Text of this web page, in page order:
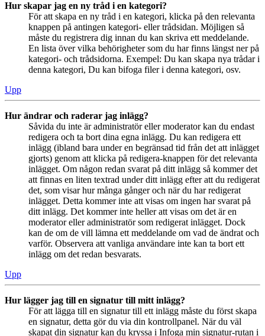
Hur skapar jag en ny tråd i en kategori?
För att skapa en ny tråd i en kategori, klicka på den relevanta
knappen på antingen kategori- eller trådsidan. Möjligen så
måste du registrera dig innan du kan skriva ett meddelande.
En lista över vilka behörigheter som du har finns längst ner på
kategori- och trådsidorna. Exempel: Du kan skapa nya trådar i
denna kategori, Du kan bifoga filer i denna kategori, osv.
Upp
Hur ändrar och raderar jag inlägg?
Såvida du inte är administratör eller moderator kan du endast
redigera och ta bort dina egna inlägg. Du kan redigera ett
inlägg (ibland bara under en begränsad tid från det att inlägget
gjorts) genom att klicka på redigera-knappen för det relevanta
inlägget. Om någon redan svarat på ditt inlägg så kommer det
att finnas en liten textrad under ditt inlägg efter att du redigerat
det, som visar hur många gånger och när du har redigerat
inlägget. Detta kommer inte att visas om ingen har svarat på
ditt inlägg. Det kommer inte heller att visas om det är en
moderator eller administratör som redigerat inlägget. Dock
kan de om de vill lämna ett meddelande om vad de ändrat och
varför. Observera att vanliga användare inte kan ta bort ett
inlägg om det redan besvarats.
Upp
Hur lägger jag till en signatur till mitt inlägg?
För att lägga till en signatur till ett inlägg måste du först skapa
en signatur, detta gör du via din kontrollpanel. När du väl
skapat din signatur kan du kryssa i Infoga min signatur-rutan i